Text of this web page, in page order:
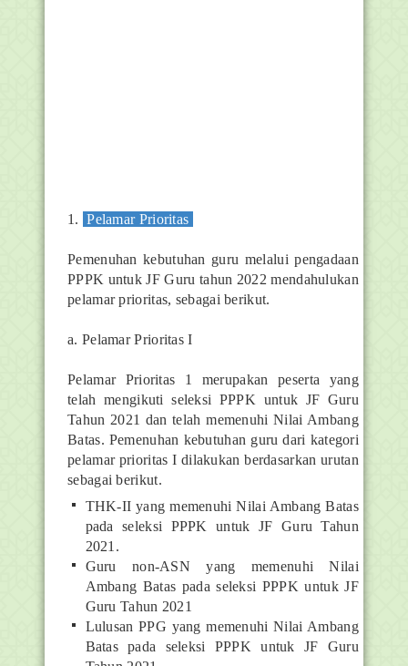
1. Pelamar Prioritas
Pemenuhan kebutuhan guru melalui pengadaan
PPPK untuk JF Guru tahun 2022 mendahulukan
pelamar prioritas, sebagai berikut.
a. Pelamar Prioritas I
Pelamar Prioritas 1 merupakan peserta yang
telah mengikuti seleksi PPPK untuk JF Guru
Tahun 2021 dan telah memenuhi Nilai Ambang
Batas. Pemenuhan kebutuhan guru dari kategori
pelamar prioritas I dilakukan berdasarkan urutan
sebagai berikut.
THK-II yang memenuhi Nilai Ambang Batas
pada seleksi PPPK untuk JF Guru Tahun
2021.
Guru non-ASN yang memenuhi Nilai
Ambang Batas pada seleksi PPPK untuk JF
Guru Tahun 2021
Lulusan PPG yang memenuhi Nilai Ambang
Batas pada seleksi PPPK untuk JF Guru